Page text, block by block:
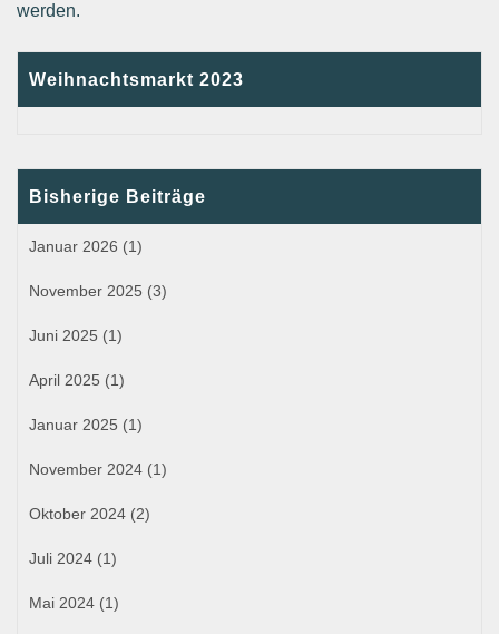
werden.
Weihnachtsmarkt 2023
Bisherige Beiträge
Januar 2026 (1)
November 2025 (3)
Juni 2025 (1)
April 2025 (1)
Januar 2025 (1)
November 2024 (1)
Oktober 2024 (2)
Juli 2024 (1)
Mai 2024 (1)